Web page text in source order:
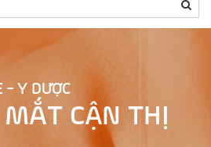
- Y DƯỢC
CẬN THỊ